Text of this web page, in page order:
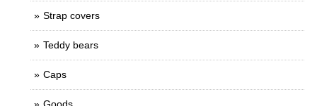
Strap covers
Teddy bears
Caps